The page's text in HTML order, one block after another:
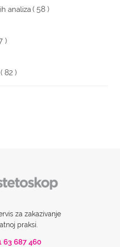
analiza( 58 )
)
( 82 )
za zakazivanje
praksi.
63 687 460